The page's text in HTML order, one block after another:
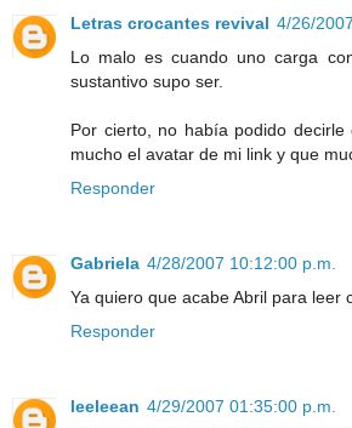
Letras crocantes revival 4/26/
Lo malo es cuando uno carga
sustantivo supo ser.
Por cierto, no había podido
mucho el avatar de mi link y que
Responder
Gabriela 4/28/2007 10:12:00 p.m.
Ya quiero que acabe Abril para leer
Responder
leeleean 4/29/2007 01:35:00 p.m.